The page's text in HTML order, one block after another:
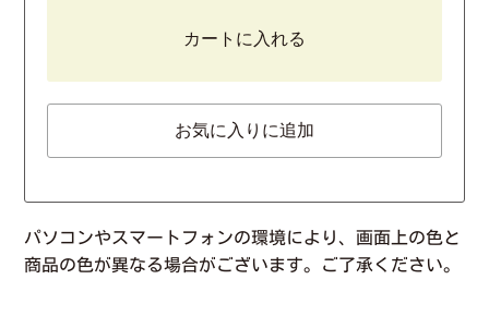
カートに入れる
お気に入りに追加
パソコンやスマートフォンの環境により、画面上の色と
商品の色が異なる場合がございます。ご了承ください。